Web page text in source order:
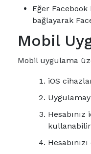
Eğer
bağlayarak
Mobil
Mobil uygulama
iOS